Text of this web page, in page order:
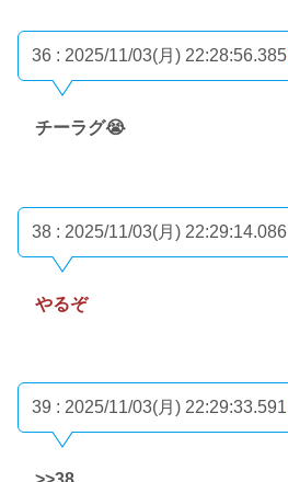
36 : 2025/11/03(月) 22:28:56.385
チーラグ😭
38 : 2025/11/03(月) 22:29:14.086
やるぞ
39 : 2025/11/03(月) 22:29:33.591